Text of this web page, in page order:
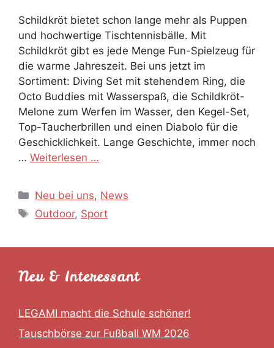
Schildkröt bietet schon lange mehr als Puppen
und hochwertige Tischtennisbälle. Mit
Schildkröt gibt es jede Menge Fun-Spielzeug für
die warme Jahreszeit. Bei uns jetzt im
Sortiment: Diving Set mit stehendem Ring, die
Octo Buddies mit Wasserspaß, die Schildkröt-
Melone zum Werfen im Wasser, den Kegel-Set,
Top-Taucherbrillen und einen Diabolo für die
Geschicklichkeit. Lange Geschichte, immer noch
… Weiterlesen …
Kategorien
Neu bei uns, News
Schlagwörter
Outdoor, Sport
Neu & Interessant
LEGAMI macht die Schule schöner!
Tauschbörse zur Fußball WM 2026